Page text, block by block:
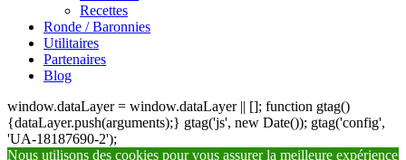
Recettes
Ronde / Baronnies
Utilitaires
Partenaires
Blog
window.dataLayer = window.dataLayer || []; function gtag()
{dataLayer.push(arguments);} gtag('js', new Date()); gtag('config',
'UA-18187690-2');
Nous utilisons des cookies pour vous assurer la meilleure expérience